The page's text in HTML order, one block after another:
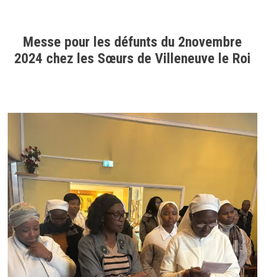
Messe pour les défunts du 2novembre
2024 chez les Sœurs de Villeneuve le Roi